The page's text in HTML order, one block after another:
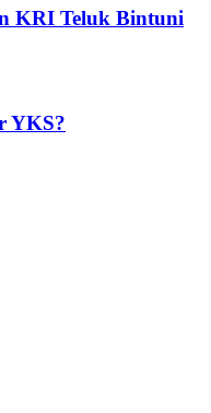
KRI Teluk Bintuni
YKS?